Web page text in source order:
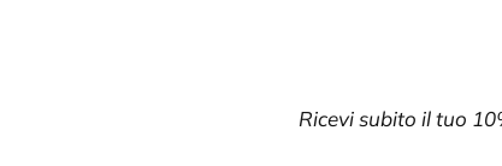
Ricevi subito il tuo